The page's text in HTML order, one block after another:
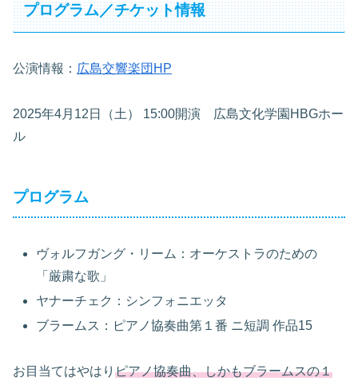
プログラム／チケット情報
公演情報： 広島交響楽団HP
2025年4月12日（土） 15:00開演 広島文化学園HBGホー
ル
プログラム
ヴォルフガング・リーム：オーケストラのための
「厳粛な歌」
ヤナーチェク：シンフォニエッタ
ブラームス：ピアノ協奏曲第１番 ニ短調 作品15
お目当てはやはり ピアノ協奏曲、しかもブラームスの１